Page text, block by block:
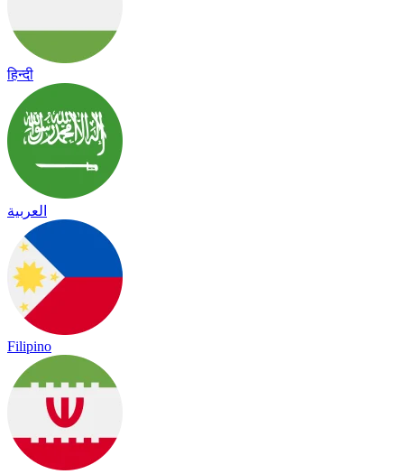
हिन्दी
العربية
Filipino